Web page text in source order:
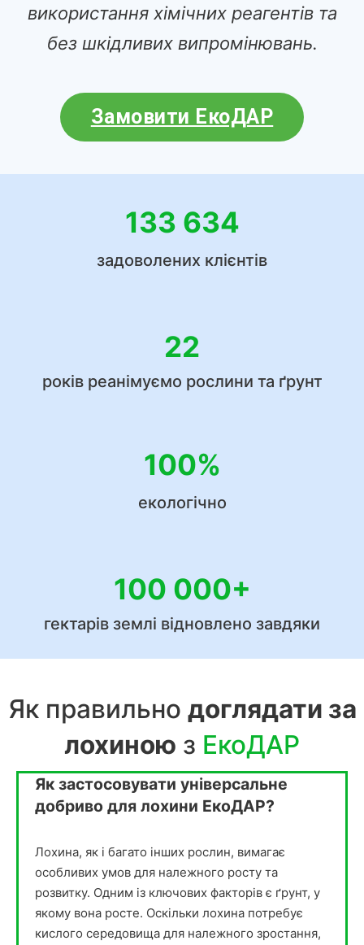
використання хімічних реагентів та
без шкідливих випромінювань.
Замовити ЕкоДАР
133 634
задоволених клієнтів
22
років реанімуємо рослини та ґрунт
100%
екологічно
100 000+
гектарів землі відновлено завдяки
Як правильно доглядати за
лохиною з ЕкоДАР
Як застосовувати універсальне
добриво для лохини ЕкоДАР?
Лохина, як і багато інших рослин, вимагає
особливих умов для належного росту та
розвитку. Одним із ключових факторів є ґрунт, у
якому вона росте. Оскільки лохина потребує
кислого середовища для належного зростання,